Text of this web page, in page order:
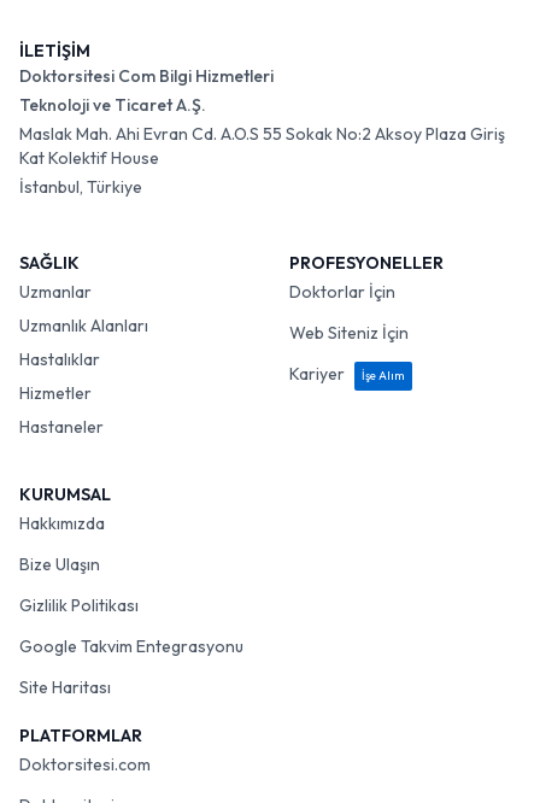
İLETİŞİM
Doktorsitesi Com Bilgi Hizmetleri
Teknoloji ve Ticaret A.Ş.
Maslak Mah. Ahi Evran Cd. A.O.S 55 Sokak No:2 Aksoy Plaza Giriş
Kat Kolektif House
İstanbul, Türkiye
SAĞLIK
Uzmanlar
Uzmanlık Alanları
Hastalıklar
Hizmetler
Hastaneler
PROFESYONELLER
Doktorlar İçin
Web Siteniz İçin
Kariyer
İşe Alım
KURUMSAL
Hakkımızda
Bize Ulaşın
Gizlilik Politikası
Google Takvim Entegrasyonu
Site Haritası
PLATFORMLAR
Doktorsitesi.com